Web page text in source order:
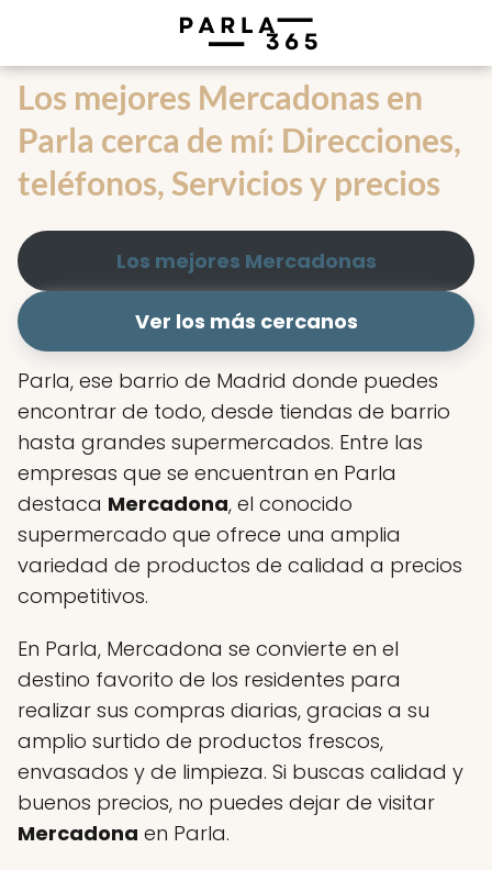
Los mejores Mercadonas en
Parla cerca de mí: Direcciones,
teléfonos, Servicios y precios
Los mejores Mercadonas
Ver los más cercanos
Parla, ese barrio de Madrid donde puedes
encontrar de todo, desde tiendas de barrio
hasta grandes supermercados. Entre las
empresas que se encuentran en Parla
destaca Mercadona, el conocido
supermercado que ofrece una amplia
variedad de productos de calidad a precios
competitivos.
En Parla, Mercadona se convierte en el
destino favorito de los residentes para
realizar sus compras diarias, gracias a su
amplio surtido de productos frescos,
envasados y de limpieza. Si buscas calidad y
buenos precios, no puedes dejar de visitar
Mercadona en Parla.